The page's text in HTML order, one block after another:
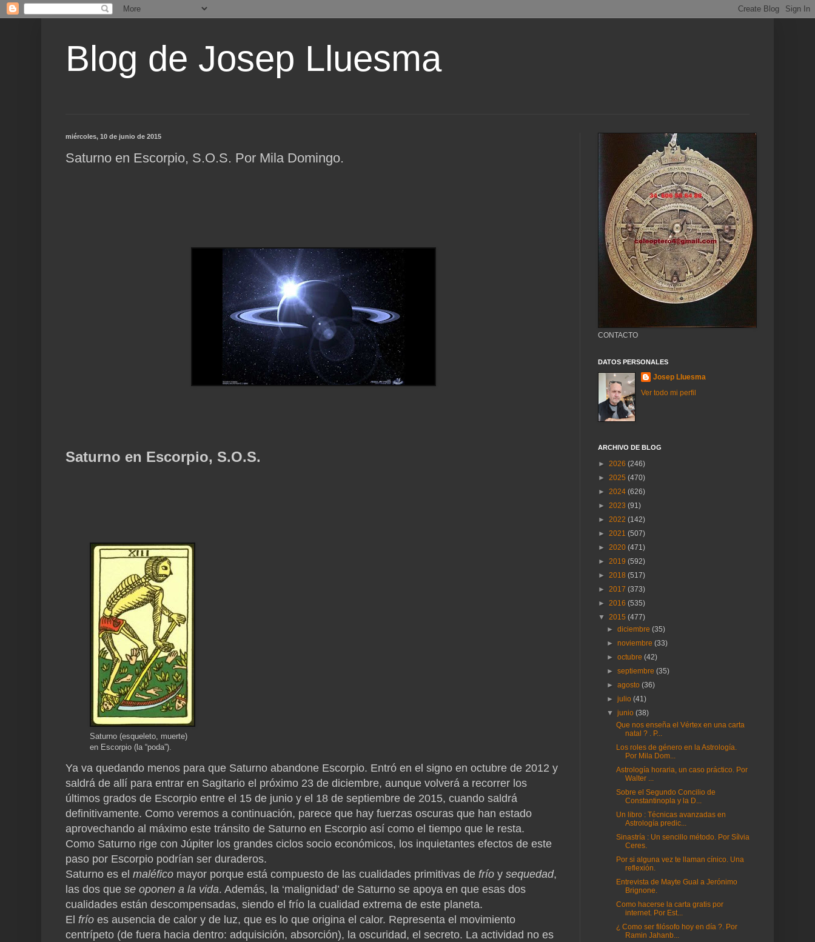
Blog de Josep Lluesma
miércoles, 10 de junio de 2015
Saturno en Escorpio, S.O.S. Por Mila Domingo.
Saturno en Escorpio, S.O.S.
Saturno (esqueleto, muerte)
en Escorpio (la “poda”).
Ya va quedando menos para que Saturno abandone Escorpio. Entró en el signo en octubre de 2012 y
saldrá de allí para entrar en Sagitario el próximo 23 de diciembre, aunque volverá a recorrer los
últimos grados de Escorpio entre el 15 de junio y el 18 de septiembre de 2015, cuando saldrá
definitivamente. Como veremos a continuación, parece que hay fuerzas oscuras que han estado
aprovechando al máximo este tránsito de Saturno en Escorpio así como el tiempo que le resta.
Como Saturno rige con Júpiter los grandes ciclos socio económicos, los inquietantes efectos de este
paso por Escorpio podrían ser duraderos.
Saturno es el maléfico mayor porque está compuesto de las cualidades primitivas de frío y sequedad,
las dos que se oponen a la vida. Además, la ‘malignidad’ de Saturno se apoya en que esas dos
cualidades están descompensadas, siendo el frío la cualidad extrema de este planeta.
El frío es ausencia de calor y de luz, que es lo que origina el calor. Representa el movimiento
centrípeto (de fuera hacia dentro: adquisición, absorción), la oscuridad, el secreto. La actividad no es
CONTACTO
DATOS PERSONALES
Josep Lluesma
Ver todo mi perfil
ARCHIVO DE BLOG
► 2026 (246)
► 2025 (470)
► 2024 (626)
► 2023 (91)
► 2022 (142)
► 2021 (507)
► 2020 (471)
► 2019 (592)
► 2018 (517)
► 2017 (373)
► 2016 (535)
▼ 2015 (477)
►diciembre(35)
►noviembre(33)
►octubre(42)
►septiembre(35)
►agosto(36)
►julio(41)
▼junio(38)
Que nos enseña el Vértex en una carta
natal ? . P...
Los roles de género en la Astrología.
Por Mila Dom...
Astrología horaria, un caso práctico. Por
Walter ...
Sobre el Segundo Concilio de
Constantinopla y la D...
Un libro : Técnicas avanzadas en
Astrología predic...
Sinastría : Un sencillo método. Por Sílvia
Ceres.
Por si alguna vez te llaman cínico. Una
reflexión.
Entrevista de Mayte Gual a Jerónimo
Brignone.
Como hacerse la carta gratis por
internet. Por Est...
¿ Como ser filósofo hoy en día ?. Por
Ramin Jahanb...